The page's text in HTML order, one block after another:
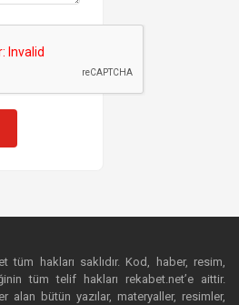
hakları saklıdır. Kod, haber, resim,
tüm telif hakları rekabet.net’e aittir.
alan bütün yazılar, materyaller, resimler,